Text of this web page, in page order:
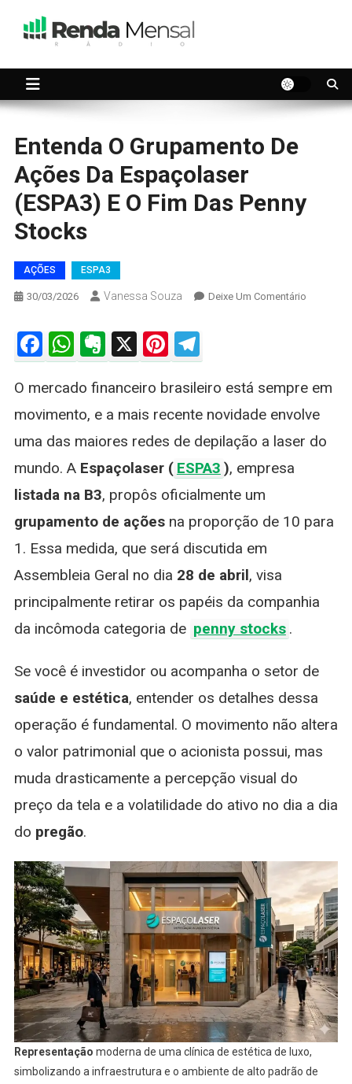
Entenda O Grupamento De
Ações Da Espaçolaser
(ESPA3) E O Fim Das Penny
Stocks
AÇÕES ESPA3
30/03/2026 Vanessa Souza Deixe Um ComentárioOn
Ações
(ESPA3)
Penny
Facebook
WhatsApp
Evernote
X Pinterest
Telegram
O mercado financeiro brasileiro está sempre em
movimento, e a mais recente novidade envolve
uma das maiores redes de depilação a laser do
mundo. A Espaçolaser ( ESPA3 ), empresa
listada na B3, propôs oficialmente um
grupamento de açõesna proporção de 10 para
1. Essa medida, que será discutida em
Assembleia Geral no dia 28 de abril, visa
principalmente retirar os papéis da companhia
da incômoda categoria de penny stocks .
Se você é investidor ou acompanha o setor de
saúde e estética, entender os detalhes dessa
operação é fundamental. O movimento não altera
o valor patrimonial que o acionista possui, mas
muda drasticamente a percepção visual do
preço da tela e a volatilidade do ativo no dia a dia
do pregão.
Representação moderna de uma clínica de estética de luxo,
simbolizando a infraestrutura e o ambiente de alto padrão de